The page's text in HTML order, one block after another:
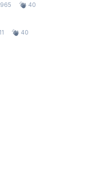
40
40